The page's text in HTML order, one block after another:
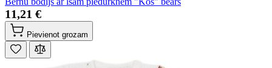
11,21 €
Pievienot grozam